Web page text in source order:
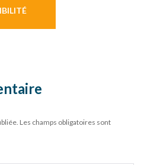
Les champs obligatoires sont